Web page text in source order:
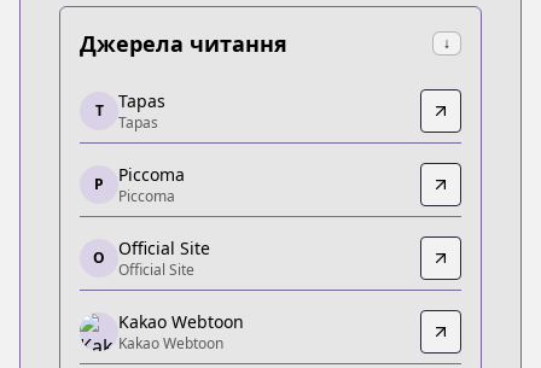
Джерела читання ↓
Tapas
Tapas
https://tapas.io/series/necromancer-academy-
Piccoma
Piccoma
https://jp.piccoma.com/web/product/149372
Official Site
Official Site
http://necromancer-academy.com/
Kakao Webtoon
T Tapas
Tapas
P Piccoma
Piccoma
O Official Site
Official Site
Kakao Webtoon
Kakao Webtoon